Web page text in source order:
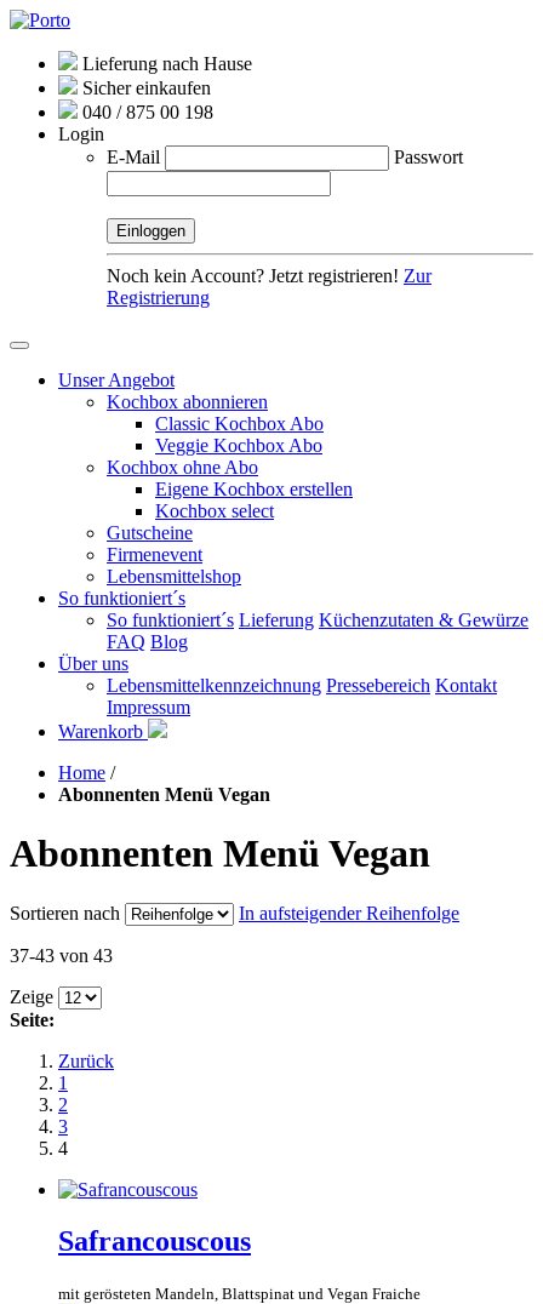
Lieferung nach Hause
Sicher einkaufen
040 / 875 00 198
Login
E-Mail
Passwort
Noch kein Account? Jetzt registrieren! Zur
Registrierung
Unser Angebot
Kochbox abonnieren
Classic Kochbox Abo
Veggie Kochbox Abo
Kochbox ohne Abo
Eigene Kochbox erstellen
Kochbox select
Gutscheine
Firmenevent
Lebensmittelshop
So funktioniert´s
So funktioniert´s Lieferung Küchenzutaten & Gewürze
FAQ Blog
Über uns
Lebensmittelkennzeichnung Pressebereich Kontakt
Impressum
Warenkorb
Home /
Abonnenten Menü Vegan
Abonnenten Menü Vegan
Sortieren nach In aufsteigender Reihenfolge
37-43 von 43
Zeige
Seite:
Zurück
1
2
3
4
Safrancouscous
mit gerösteten Mandeln, Blattspinat und Vegan Fraiche